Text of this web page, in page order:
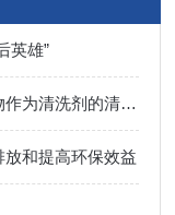
英雄”
碳氢清洗设备是一种采用碳氢化合物作为清洗剂的清洗设备
和提高环保效益